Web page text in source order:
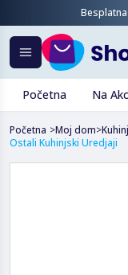
Početna Na
Početna >Moj dom>
Ostali Kuhinjski Uredjaji